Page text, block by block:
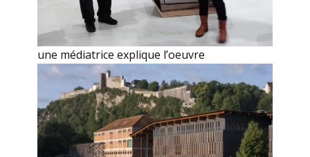
une médiatrice explique l’oeuvre